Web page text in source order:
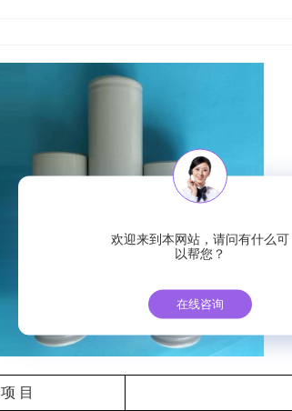
项 目
欢迎来到本网站，请问有什么可
以帮您？
在线咨询